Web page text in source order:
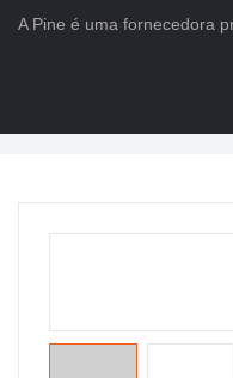
A Pine é uma fornecedora